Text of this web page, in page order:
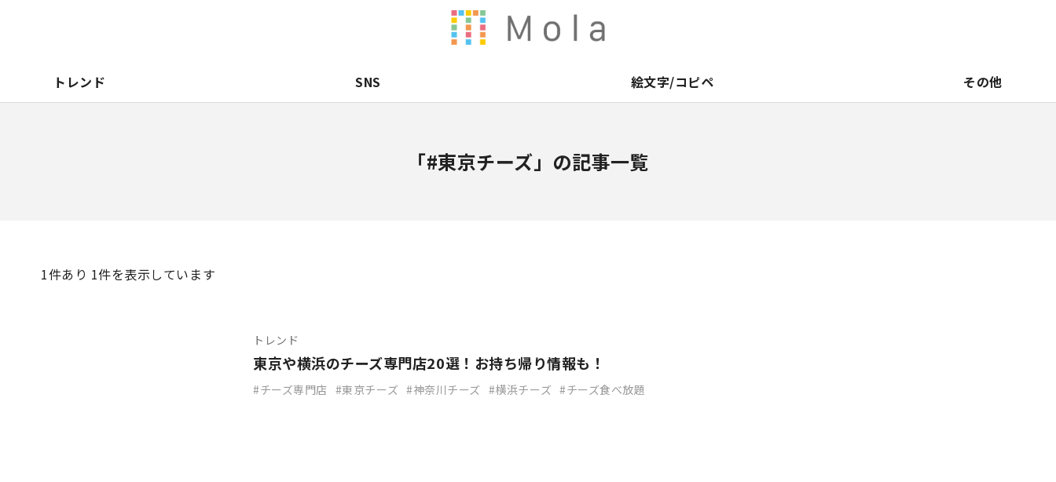
トレンド SNS 絵文字/コピペ その他
「#東京チーズ」の記事一覧
1件あり 1件を表示しています
トレンド
東京や横浜のチーズ専門店20選！お持ち帰り情報も！
チーズ専門店 東京チーズ 神奈川チーズ 横浜チーズ チーズ食べ放題